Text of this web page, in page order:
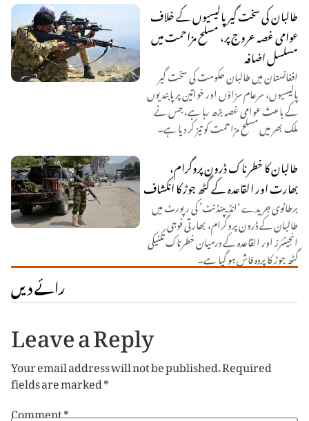
طالبان کی سخت گیر پالیسیوں کے خلاف
عوامی غصہ عروج پر، مسلح مزاحمت میں
مسلسل اضافہ
افغانستان میں طالبان حکومت کی سخت گیر
پالیسیوں، سرعام سزاؤں اور خواتین پر پابندیوں
کے باعث عوامی غصہ بڑھ رہا ہے، جس نے
ملک بھر میں مسلح مزاحمت کو تیز کر دیا ہے۔
طالبان کا خطرناک ڈرون پروگرام،
بھارت اور القاعدہ کے گٹھ جوڑ کا انکشاف
برطانوی جریدے ‘انڈیپنڈنٹ’ کی رپورٹ میں
طالبان کے ڈرون پروگرام، بھارتی فوجی
انجینئرز اور القاعدہ کے درمیان خطرناک تکنیکی
گٹھ جوڑ کا پردہ فاش ہو گیا ہے۔
رائے دیں
Leave a Reply
Your email address will not be published.Required
fields are marked*
Comment*